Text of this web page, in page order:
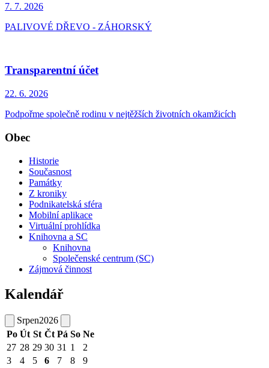
7. 7. 2026
PALIVOVÉ DŘEVO - ZÁHORSKÝ
Transparentní účet
22. 6. 2026
Podpořme společně rodinu v nejtěžších životních okamžicích
Obec
Historie
Současnost
Památky
Z kroniky
Podnikatelská sféra
Mobilní aplikace
Virtuální prohlídka
Knihovna a SC
Knihovna
Společenské centrum (SC)
Zájmová činnost
Kalendář
Srpen2026
Po Út St Čt Pá So Ne
27 28 29 30 31 1
2
3
4 5 6 7 8 9